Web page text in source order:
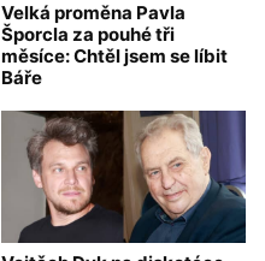
Velká proměna Pavla
Šporcla za pouhé tři
měsíce: Chtěl jsem se líbit
Báře